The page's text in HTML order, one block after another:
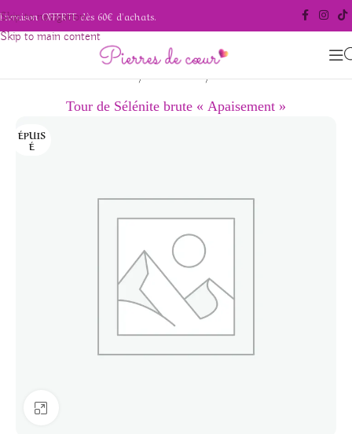
Skip to navigation
Skip to main content
Livraison OFFERTE dès 60€ d'achats.
Accueil/Pierres naturelles/Sélénite
Tour de Sélénite brute « Apaisement »
ÉPUIS
É